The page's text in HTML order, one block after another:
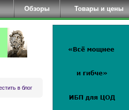
Обзоры Товары и цены
в блог